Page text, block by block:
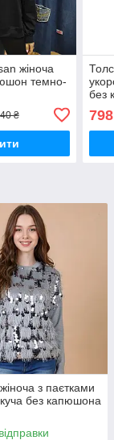
жіноча
темно-
₴
без
798
з паєтками
без капюшона